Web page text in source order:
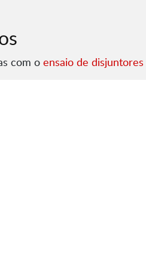
com o ensaio de disjuntores